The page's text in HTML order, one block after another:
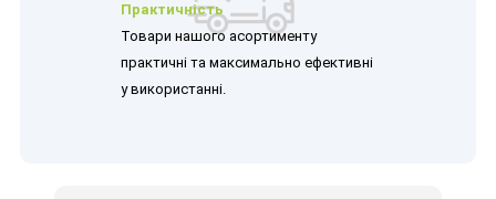
Практичність
Товари нашого асортименту
практичні та максимально ефективні
у використанні.